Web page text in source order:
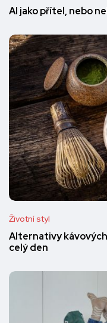
AI jako přítel, nebo
Životní styl
Alternativy
celý den